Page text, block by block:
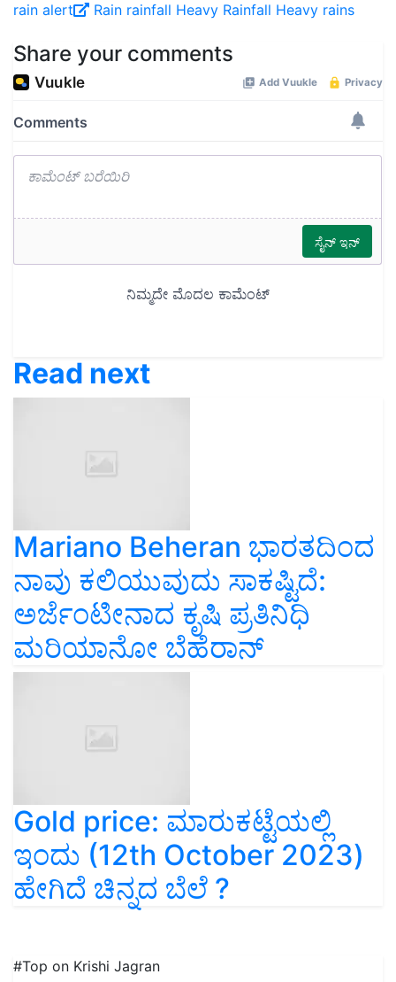
rain alert Rain rainfall Heavy Rainfall Heavy rains
Share your comments
Read next
Mariano Beheran ಭಾರತದಿಂದ
ನಾವು ಕಲಿಯುವುದು ಸಾಕಷ್ಟಿದೆ:
ಅರ್ಜೆಂಟೀನಾದ ಕೃಷಿ ಪ್ರತಿನಿಧಿ
ಮರಿಯಾನೋ ಬೆಹೆರಾನ್
Gold price: ಮಾರುಕಟ್ಟೆಯಲ್ಲಿ
ಇಂದು (12th October 2023)
ಹೇಗಿದೆ ಚಿನ್ನದ ಬೆಲೆ ?
#Top on Krishi Jagran